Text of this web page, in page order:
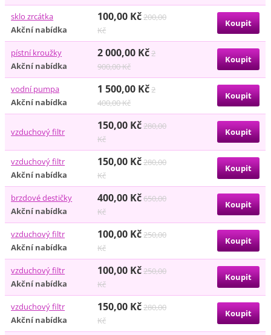
sklo zrcátka
Akční nabídka
100,00 Kč200,00
Kč
pístní kroužky
Akční nabídka
2 000,00 Kč2
900,00 Kč
vodní pumpa
Akční nabídka
1 500,00 Kč2
400,00 Kč
vzduchový filtr 150,00 Kč280,00
Kč
vzduchový filtr
Akční nabídka
150,00 Kč280,00
Kč
brzdové destičky
Akční nabídka
400,00 Kč650,00
Kč
vzduchový filtr
Akční nabídka
100,00 Kč250,00
Kč
vzduchový filtr
Akční nabídka
100,00 Kč250,00
Kč
vzduchový filtr
Akční nabídka
150,00 Kč280,00
Kč